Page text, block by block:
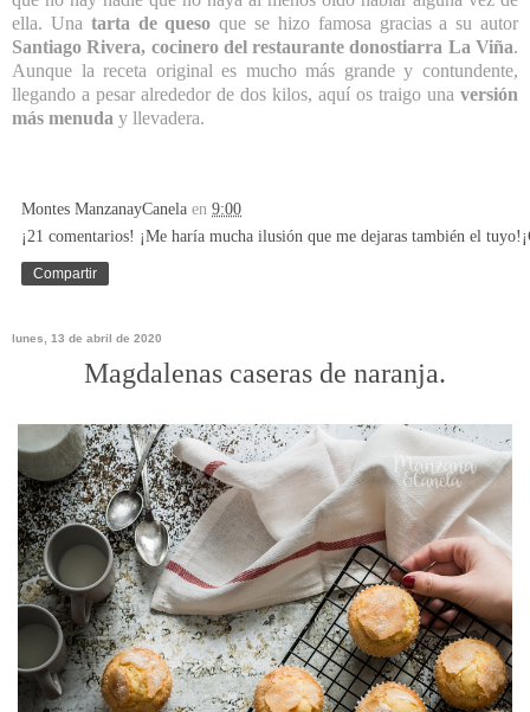
ella. Una tarta de queso que se hizo famosa gracias a su autor
Santiago Rivera, cocinero del restaurante donostiarra La Viña.
Aunque la receta original es mucho más grande y contundente,
llegando a pesar alrededor de dos kilos, aquí os traigo una versión
más menuda y llevadera.
Montes ManzanayCanela en 9:00
¡21 comentarios! ¡Me haría mucha ilusión que me dejaras también el
Compartir
lunes, 13 de abril de 2020
Magdalenas caseras de naranja.